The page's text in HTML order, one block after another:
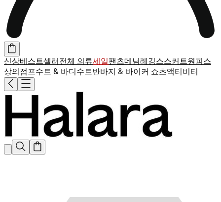
신상베스트셀러 전체 의류세일팬츠데님레깅스스커트원피스
상의 점프수트 & 바디수트반바지 & 바이커 쇼츠액티비티